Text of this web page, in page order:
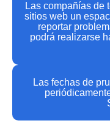
Las compañías de
sitios web un
reportar
podrá realizarse
Las fechas de